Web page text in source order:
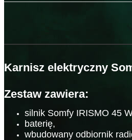
Karnisz elektryczny
Zestaw zawiera:
silnik Somfy IRISMO 45
baterię,
wbudowany odbiornik